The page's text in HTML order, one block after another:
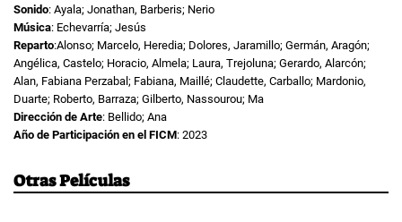
Sonido: Ayala; Jonathan, Barberis; Nerio
Música: Echevarría; Jesús
Reparto:Alonso; Marcelo, Heredia; Dolores, Jaramillo; Germán, Aragón;
Angélica, Castelo; Horacio, Almela; Laura, Trejoluna; Gerardo, Alarcón;
Alan, Fabiana Perzabal; Fabiana, Maillé; Claudette, Carballo; Mardonio,
Duarte; Roberto, Barraza; Gilberto, Nassourou; Ma
Dirección de Arte: Bellido; Ana
Año de Participación en el FICM: 2023
Otras Películas